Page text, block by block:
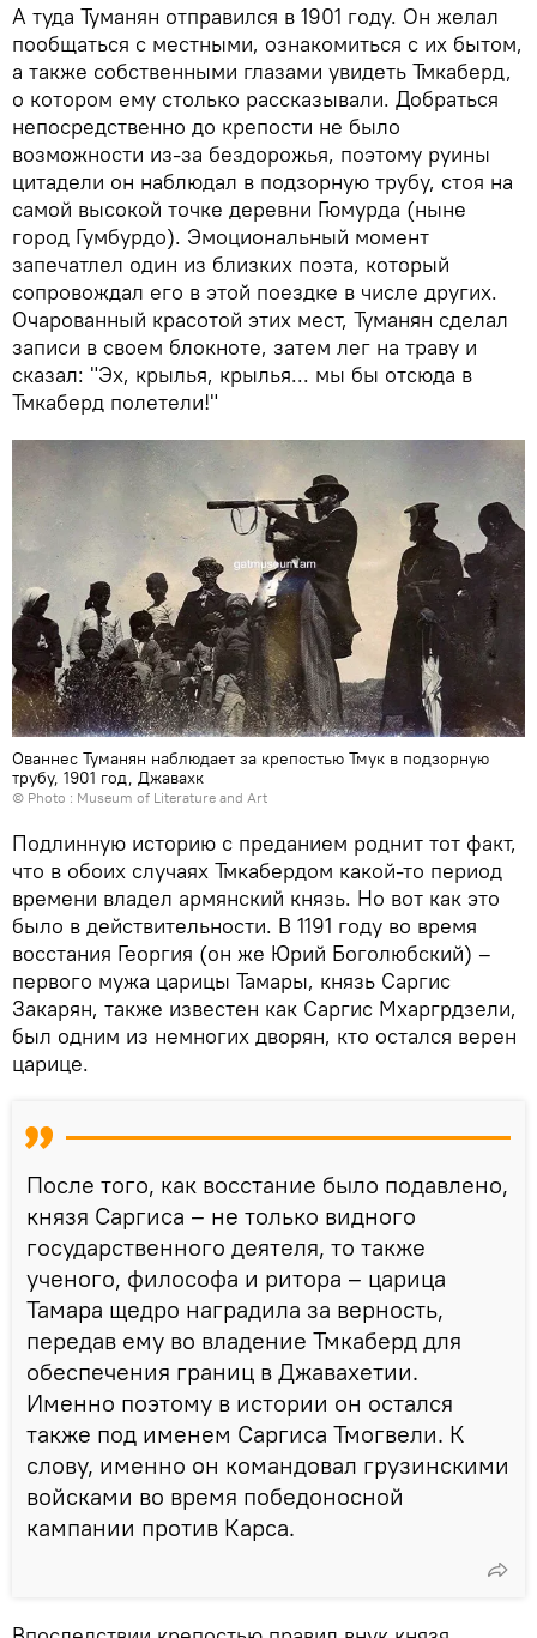
А туда Туманян отправился в 1901 году. Он желал
пообщаться с местными, ознакомиться с их бытом,
а также собственными глазами увидеть Тмкаберд,
о котором ему столько рассказывали. Добраться
непосредственно до крепости не было
возможности из-за бездорожья, поэтому руины
цитадели он наблюдал в подзорную трубу, стоя на
самой высокой точке деревни Гюмурда (ныне
город Гумбурдо). Эмоциональный момент
запечатлел один из близких поэта, который
сопровождал его в этой поездке в числе других.
Очарованный красотой этих мест, Туманян сделал
записи в своем блокноте, затем лег на траву и
сказал: "Эх, крылья, крылья... мы бы отсюда в
Тмкаберд полетели!"
Ованнес Туманян наблюдает за крепостью Тмук в подзорную
трубу, 1901 год, Джавахк
© Photo : Museum of Literature and Art
Подлинную историю с преданием роднит тот факт,
что в обоих случаях Тмкабердом какой-то период
времени владел армянский князь. Но вот как это
было в действительности. В 1191 году во время
восстания Георгия (он же Юрий Боголюбский) –
первого мужа царицы Тамары, князь Саргис
Закарян, также известен как Саргис Мхаргрдзели,
был одним из немногих дворян, кто остался верен
царице.
После того, как восстание было подавлено,
князя Саргиса – не только видного
государственного деятеля, то также
ученого, философа и ритора – царица
Тамара щедро наградила за верность,
передав ему во владение Тмкаберд для
обеспечения границ в Джавахетии.
Именно поэтому в истории он остался
также под именем Саргиса Тмогвели. К
слову, именно он командовал грузинскими
войсками во время победоносной
кампании против Карса.